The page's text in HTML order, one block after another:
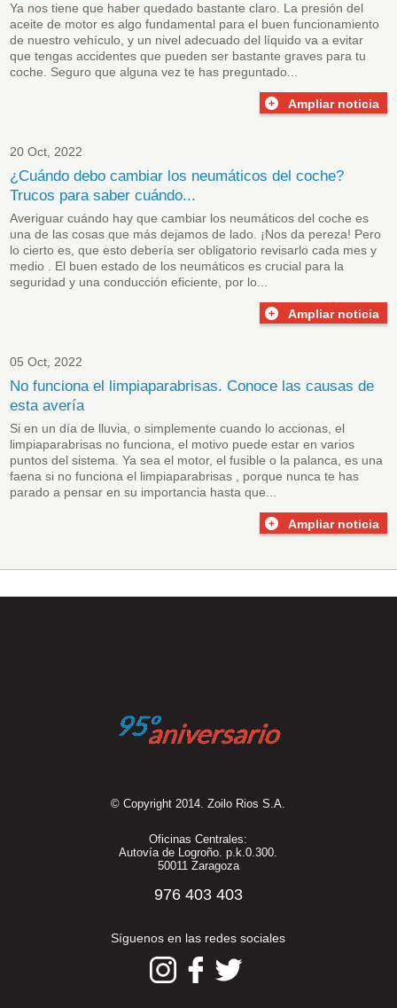
Ya nos tiene que haber quedado bastante claro. La presión del
aceite de motor es algo fundamental para el buen funcionamiento
de nuestro vehículo, y un nivel adecuado del líquido va a evitar
que tengas accidentes que pueden ser bastante graves para tu
coche. Seguro que alguna vez te has preguntado...
Ampliar noticia
20 Oct, 2022
¿Cuándo debo cambiar los neumáticos del coche?
Trucos para saber cuándo...
Averiguar cuándo hay que cambiar los neumáticos del coche es
una de las cosas que más dejamos de lado. ¡Nos da pereza! Pero
lo cierto es, que esto debería ser obligatorio revisarlo cada mes y
medio . El buen estado de los neumáticos es crucial para la
seguridad y una conducción eficiente, por lo...
Ampliar noticia
05 Oct, 2022
No funciona el limpiaparabrisas. Conoce las causas de
esta avería
Si en un día de lluvia, o simplemente cuando lo accionas, el
limpiaparabrisas no funciona, el motivo puede estar en varios
puntos del sistema. Ya sea el motor, el fusible o la palanca, es una
faena si no funciona el limpiaparabrisas , porque nunca te has
parado a pensar en su importancia hasta que...
Ampliar noticia
© Copyright 2014. Zoilo Rios S.A.
Oficinas Centrales:
Autovía de Logroño. p.k.0.300.
50011 Zaragoza
976 403 403
Síguenos en las redes sociales